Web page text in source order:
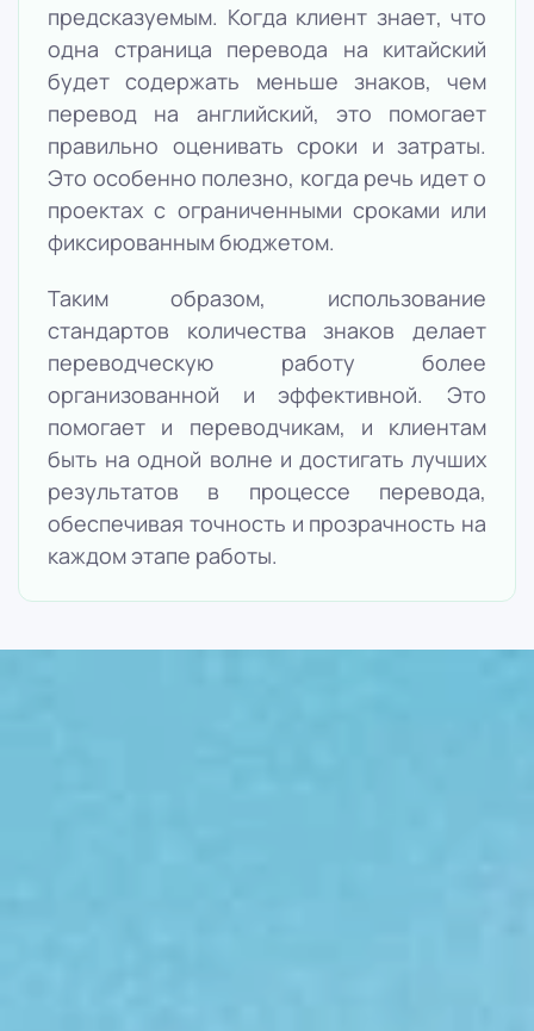
предсказуемым. Когда клиент знает, что
одна страница перевода на китайский
будет содержать меньше знаков, чем
перевод на английский, это помогает
правильно оценивать сроки и затраты.
Это особенно полезно, когда речь идет о
проектах с ограниченными сроками или
фиксированным бюджетом.
Таким образом, использование
стандартов количества знаков делает
переводческую работу более
организованной и эффективной. Это
помогает и переводчикам, и клиентам
быть на одной волне и достигать лучших
результатов в процессе перевода,
обеспечивая точность и прозрачность на
каждом этапе работы.